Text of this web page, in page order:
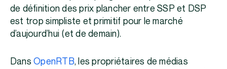
de définition des prix plancher entre SSP et DSP
est trop simpliste et primitif pour le marché
d’aujourd’hui (et de demain).
DansOpenRTB, les propriétaires de médias